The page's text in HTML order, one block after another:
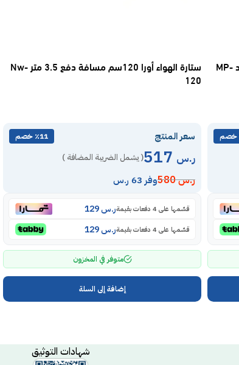
مكيف اسبليت ماندو بلس 12100 وحدة – بارد MP-
ستارة الهواء أورا 120سم مسافة دفع 3.5 متر Nw-
120
سعر المنتج ٪11 خصم
ر.س ( يشمل الضريبة المضافة )
ر.س580 وفر 63 ر.س
قسّمها على 4 دفعات بقيمة ر.س
قسّمها على 4 دفعات بقيمة ر.س
متوفر في المخزون
إضافة إلى السلة
شهادات التوثيق